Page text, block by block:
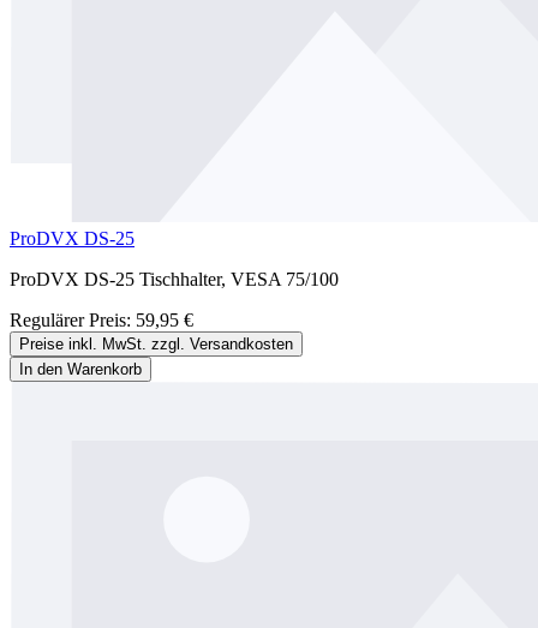
ProDVX DS-25
ProDVX DS-25 Tischhalter, VESA 75/100
Regulärer Preis: 59,95 €
Preise inkl. MwSt. zzgl. Versandkosten
In den Warenkorb